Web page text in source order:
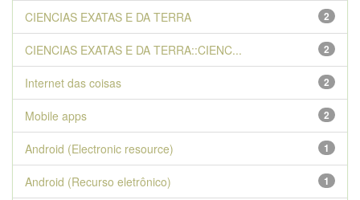
2
CIENCIAS EXATAS E DA TERRA
2
CIENCIAS EXATAS E DA TERRA::CIENC...
2
Internet das coisas
2
Mobile apps
1
Android (Electronic resource)
1
Android (Recurso eletrônico)